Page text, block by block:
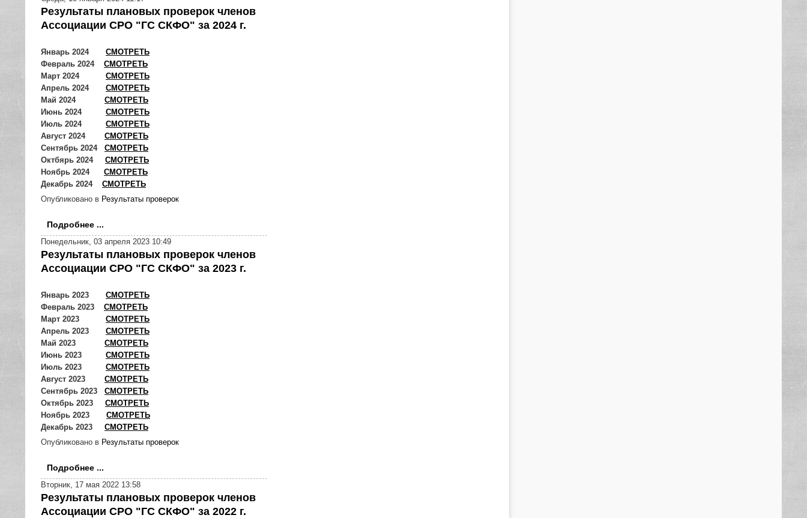
Результаты плановых проверок членов
Ассоциации СРО "ГС СКФО" за 2024 г.
Январь 2024
СМОТРЕТЬ
Февраль 2024
СМОТРЕТЬ
Март 2024 СМОТРЕТЬ
Апрель 2024
СМОТРЕТЬ
Май 2024
СМОТРЕТЬ
Июнь 2024
СМОТРЕТЬ
Июль 2024
СМОТРЕТЬ
Август 2024
СМОТРЕТЬ
Сентябрь 2024
СМОТРЕТЬ
Октбярь 2024
СМОТРЕТЬ
Ноябрь 2024
СМОТРЕТЬ
Декабрь 2024
СМОТРЕТЬ
Опубликовано в Результаты проверок
Подробнее ...
Понедельник, 03 апреля 2023 10:49
Результаты плановых проверок членов
Ассоциации СРО "ГС СКФО" за 2023 г.
Январь 2023
СМОТРЕТЬ
Февраль 2023
СМОТРЕТЬ
Март 2023 СМОТРЕТЬ
Апрель 2023
СМОТРЕТЬ
Май 2023
СМОТРЕТЬ
Июнь 2023
СМОТРЕТЬ
Июль 2023
СМОТРЕТЬ
Август 2023
СМОТРЕТЬ
Сентябрь 2023
СМОТРЕТЬ
Октябрь 2023
СМОТРЕТЬ
Ноябрь 2023
СМОТРЕТЬ
Декабрь 2023
СМОТРЕТЬ
Опубликовано в Результаты проверок
Подробнее ...
Вторник, 17 мая 2022 13:58
Результаты плановых проверок членов
Ассоциации СРО "ГС СКФО" за 2022 г.